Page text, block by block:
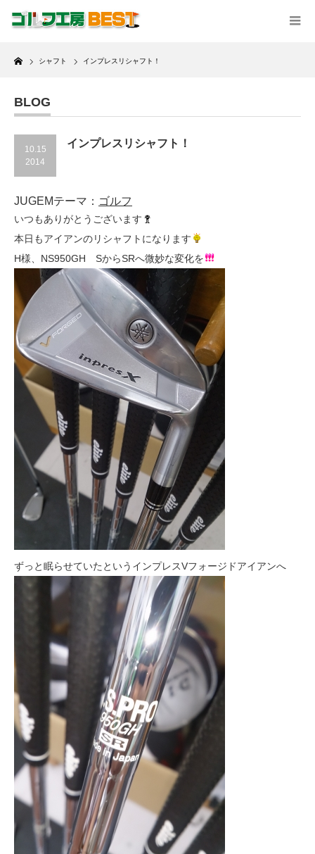
Home
シャフト インプレスリシャフト！
BLOG
10.15
2014
インプレスリシャフト！
JUGEMテーマ： ゴルフ
いつもありがとうございます
本日もアイアンのリシャフトになります
H様、NS950GH SからSRへ微妙な変化を
ずっと眠らせていたというインプレスVフォージドアイアンへ